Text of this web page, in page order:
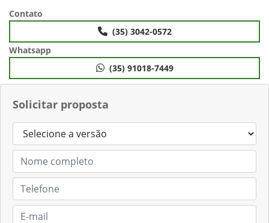
Solicitar proposta
Contato
(35) 3042-0572
Whatsapp
(35) 91018-7449